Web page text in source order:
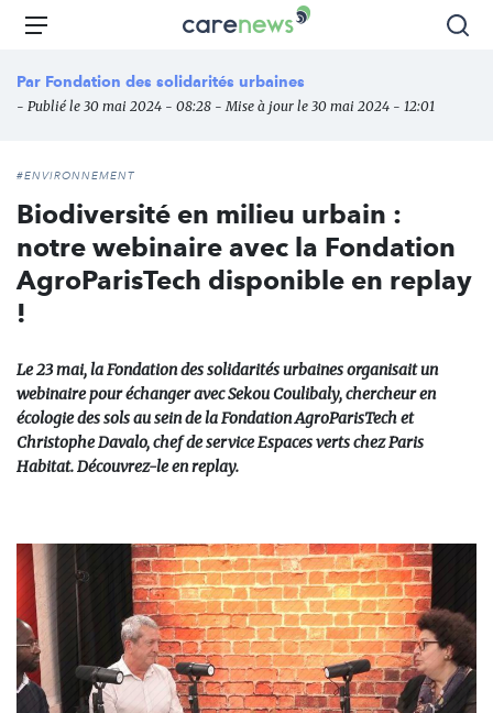
Aller
principal
Carenews,
média
des
Menu
Par Fondation des solidarités urbaines
- Publié le 30 mai 2024 - 08:28 - Mise à jour le 30 mai 2024 - 12:01
#ENVIRONNEMENT
Biodiversité en milieu urbain :
notre webinaire avec la Fondation
AgroParisTech disponible en replay
!
Le 23 mai, la Fondation des solidarités urbaines organisait un
webinaire pour échanger avec Sekou Coulibaly, chercheur en
écologie des sols au sein de la Fondation AgroParisTech et
Christophe Davalo, chef de service Espaces verts chez Paris
Habitat. Découvrez-le en replay.